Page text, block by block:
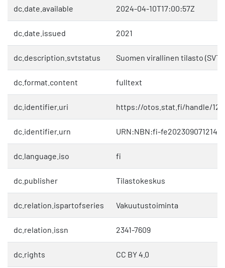
dc.date.available 2024-04-10T17:00:57Z
dc.date.issued 2021
dc.description.svtstatus Suomen virallinen tilasto (SVT)
dc.format.content fulltext
dc.identifier.uri https://otos.stat.fi/handle/
dc.identifier.urn URN:NBN:fi-fe20230907121461
dc.language.iso fi
dc.publisher Tilastokeskus
dc.relation.ispartofseries Vakuutustoiminta
dc.relation.issn 2341-7609
dc.rights CC BY 4.0